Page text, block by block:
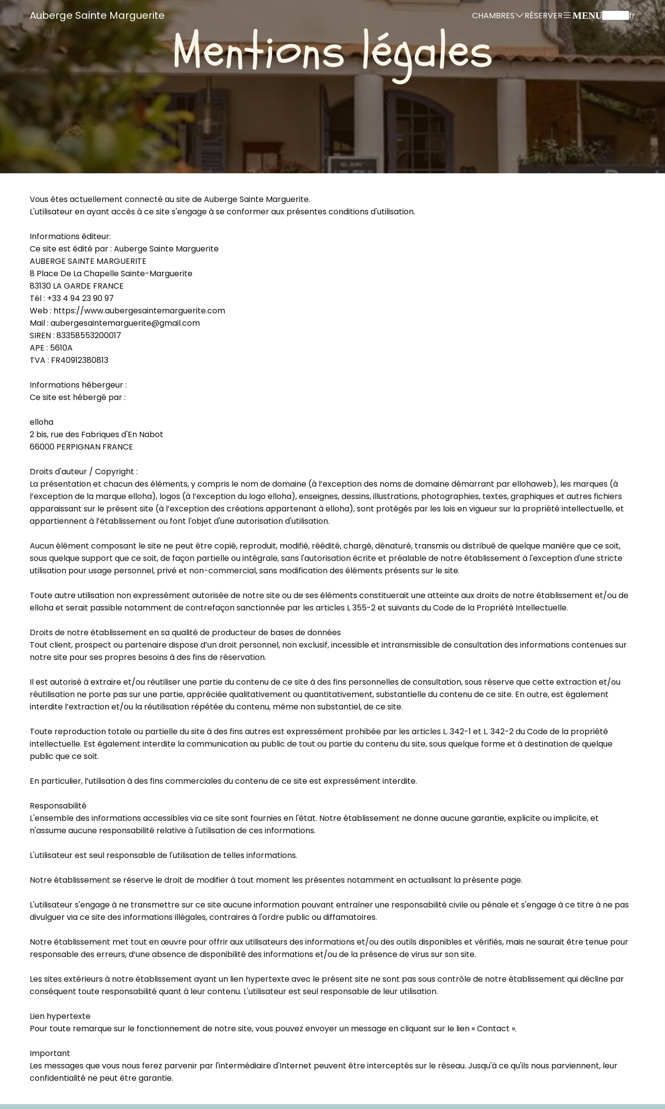
Auberge Sainte Marguerite CHAMBRES RÉSERVER MENU fr
Mentions légales
Vous êtes actuellement connecté au site de Auberge Sainte Marguerite.
L'utilisateur en ayant accès à ce site s'engage à se conformer aux présentes conditions d'utilisation.
Informations éditeur:
Ce site est édité par : Auberge Sainte Marguerite
AUBERGE SAINTE MARGUERITE
8 Place De La Chapelle Sainte-Marguerite
83130 LA GARDE FRANCE
Tél : +33 4 94 23 90 97
Web : https://www.aubergesaintemarguerite.com
Mail : aubergesaintemarguerite@gmail.com
SIREN : 83358553200017
APE : 5610A
TVA : FR40912380813
Informations hébergeur :
Ce site est hébergé par :
elloha
2 bis, rue des Fabriques d'En Nabot
66000 PERPIGNAN FRANCE
Droits d'auteur / Copyright :
La présentation et chacun des éléments, y compris le nom de domaine (à l’exception des noms de domaine démarrant par ellohaweb), les marques (à
l’exception de la marque elloha), logos (à l’exception du logo elloha), enseignes, dessins, illustrations, photographies, textes, graphiques et autres fichiers
apparaissant sur le présent site (à l’exception des créations appartenant à elloha), sont protégés par les lois en vigueur sur la propriété intellectuelle, et
appartiennent à l’établissement ou font l'objet d'une autorisation d'utilisation.
Aucun élément composant le site ne peut être copié, reproduit, modifié, réédité, chargé, dénaturé, transmis ou distribué de quelque manière que ce soit,
sous quelque support que ce soit, de façon partielle ou intégrale, sans l'autorisation écrite et préalable de notre établissement à l'exception d'une stricte
utilisation pour usage personnel, privé et non-commercial, sans modification des éléments présents sur le site.
Toute autre utilisation non expressément autorisée de notre site ou de ses éléments constituerait une atteinte aux droits de notre établissement et/ou de
elloha et serait passible notamment de contrefaçon sanctionnée par les articles L 355-2 et suivants du Code de la Propriété Intellectuelle.
Droits de notre établissement en sa qualité de producteur de bases de données
Tout client, prospect ou partenaire dispose d’un droit personnel, non exclusif, incessible et intransmissible de consultation des informations contenues sur
notre site pour ses propres besoins à des fins de réservation.
Il est autorisé à extraire et/ou réutiliser une partie du contenu de ce site à des fins personnelles de consultation, sous réserve que cette extraction et/ou
réutilisation ne porte pas sur une partie, appréciée qualitativement ou quantitativement, substantielle du contenu de ce site. En outre, est également
interdite l’extraction et/ou la réutilisation répétée du contenu, même non substantiel, de ce site.
Toute reproduction totale ou partielle du site à des fins autres est expressément prohibée par les articles L. 342-1 et L. 342-2 du Code de la propriété
intellectuelle. Est également interdite la communication au public de tout ou partie du contenu du site, sous quelque forme et à destination de quelque
public que ce soit.
En particulier, l’utilisation à des fins commerciales du contenu de ce site est expressément interdite.
Responsabilité
L'ensemble des informations accessibles via ce site sont fournies en l'état. Notre établissement ne donne aucune garantie, explicite ou implicite, et
n'assume aucune responsabilité relative à l'utilisation de ces informations.
L'utilisateur est seul responsable de l'utilisation de telles informations.
Notre établissement se réserve le droit de modifier à tout moment les présentes notamment en actualisant la présente page.
L'utilisateur s'engage à ne transmettre sur ce site aucune information pouvant entraîner une responsabilité civile ou pénale et s'engage à ce titre à ne pas
divulguer via ce site des informations illégales, contraires à l'ordre public ou diffamatoires.
Notre établissement met tout en œuvre pour offrir aux utilisateurs des informations et/ou des outils disponibles et vérifiés, mais ne saurait être tenue pour
responsable des erreurs, d’une absence de disponibilité des informations et/ou de la présence de virus sur son site.
Les sites extérieurs à notre établissement ayant un lien hypertexte avec le présent site ne sont pas sous contrôle de notre établissement qui décline par
conséquent toute responsabilité quant à leur contenu. L'utilisateur est seul responsable de leur utilisation.
Lien hypertexte
Pour toute remarque sur le fonctionnement de notre site, vous pouvez envoyer un message en cliquant sur le lien « Contact ».
Important
Les messages que vous nous ferez parvenir par l'intermédiaire d'Internet peuvent être interceptés sur le réseau. Jusqu'à ce qu'ils nous parviennent, leur
confidentialité ne peut être garantie.